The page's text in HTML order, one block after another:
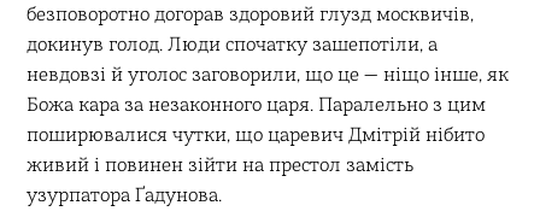
безповоротно догорав здоровий глузд москвичів,
докинув голод. Люди спочатку зашепотіли, а
невдовзі й уголос заговорили, що це — ніщо інше, як
Божа кара за незаконного царя. Паралельно з цим
поширювалися чутки, що царевич Дмітрій нібито
живий і повинен зійти на престол замість
узурпатора Ґадунова.